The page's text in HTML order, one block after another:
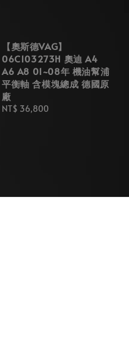
【奧斯德VAG】
06C103273H 奧迪 A4
A6 A8 01~08年 機油幫浦
平衡軸 含模塊總成 德國原
廠
Regular
NT$ 36,800